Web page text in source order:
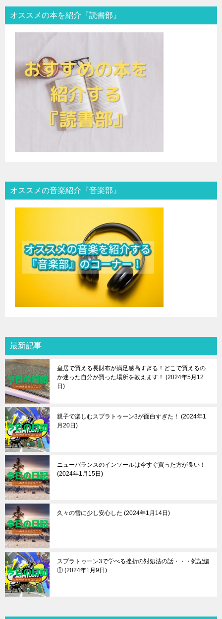
オススメの本を紹介『読書部』
オススメの音楽紹介『音楽部』
最新記事
皇居で買える長財布が満足感高すぎる！どこで買えるの
か迷った自分が買った場所を教えます！
2024年5月12
日
親子で楽しむスプラトゥーン3が面白すぎた！
2024年1
月20日
ニューバランスのインソールは今すぐ買った方が良い！
2024年1月15日
久々の雪に少し安心した 2024年1月14日
スプラトゥーン3で学べる挫折の対処法の話・・・雑記編
① 2024年1月9日